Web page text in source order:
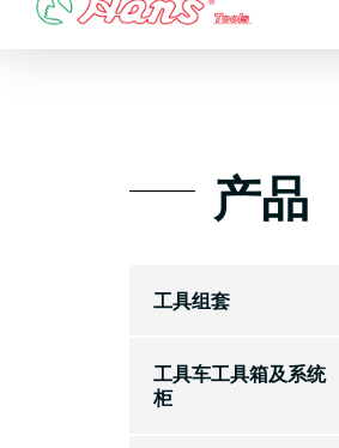
产品
工具组套
工具车工具箱及系统
柜